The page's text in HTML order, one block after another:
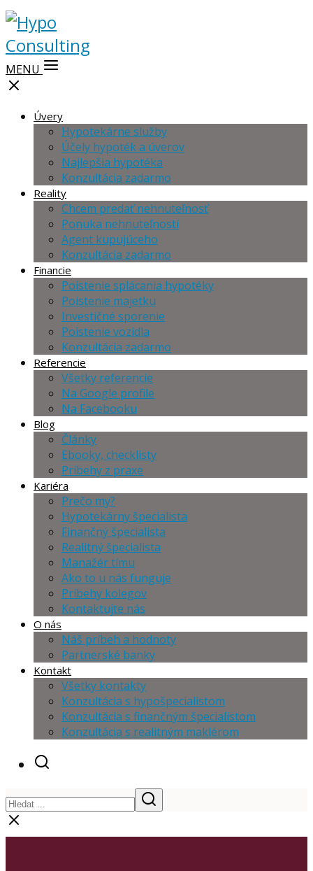
MENU
Úvery
Hypotekárne služby
Účely hypoték a úverov
Najlepšia hypotéka
Konzultácia zadarmo
Reality
Chcem predať nehnuteľnosť
Ponuka nehnuteľností
Agent kupujúceho
Konzultácia zadarmo
Financie
Poistenie splácania hypotéky
Poistenie majetku
Investičné sporenie
Poistenie vozidla
Konzultácia zadarmo
Referencie
Všetky referencie
Na Google profile
Na Facebooku
Blog
Články
Ebooky, checklisty
Príbehy z praxe
Kariéra
Prečo my?
Hypotekárny špecialista
Finančný špecialista
Realitný špecialista
Manažér tímu
Ako to u nás funguje
Príbehy kolegov
Kontaktujte nás
O nás
Náš príbeh a hodnoty
Partnerské banky
Kontakt
Všetky kontakty
Konzultácia s hypošpecialistom
Konzultácia s finančným špecialistom
Konzultácia s realitným maklérom